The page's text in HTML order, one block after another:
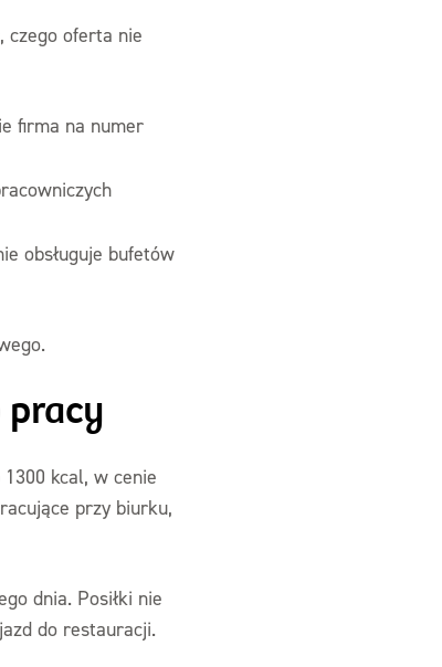
czego oferta nie
firma na numer
obsługuje bufetów
kcal, w cenie
przy biurku,
dnia. Posiłki nie
do restauracji.